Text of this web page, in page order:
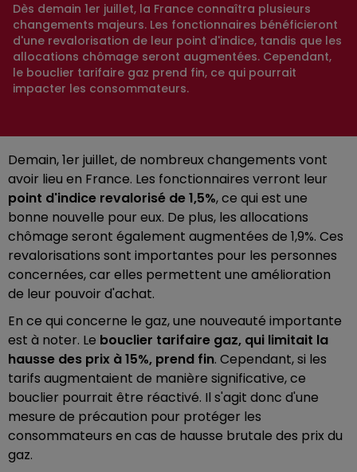
Dès demain 1er juillet, la France connaîtra plusieurs
changements majeurs. Les fonctionnaires bénéficieront
d'une revalorisation de leur point d'indice, tandis que les
allocations chômage seront augmentées. Cependant,
le bouclier tarifaire gaz prend fin, ce qui pourrait
impacter les consommateurs.
Demain, 1er juillet, de nombreux changements vont
avoir lieu en France. Les fonctionnaires verront leur
point d'indice revalorisé de 1,5%, ce qui est une
bonne nouvelle pour eux. De plus, les allocations
chômage seront également augmentées de 1,9%. Ces
revalorisations sont importantes pour les personnes
concernées, car elles permettent une amélioration
de leur pouvoir d'achat.
En ce qui concerne le gaz, une nouveauté importante
est à noter. Le bouclier tarifaire gaz, qui limitait la
hausse des prix à 15%, prend fin. Cependant, si les
tarifs augmentaient de manière significative, ce
bouclier pourrait être réactivé. Il s'agit donc d'une
mesure de précaution pour protéger les
consommateurs en cas de hausse brutale des prix du
gaz.